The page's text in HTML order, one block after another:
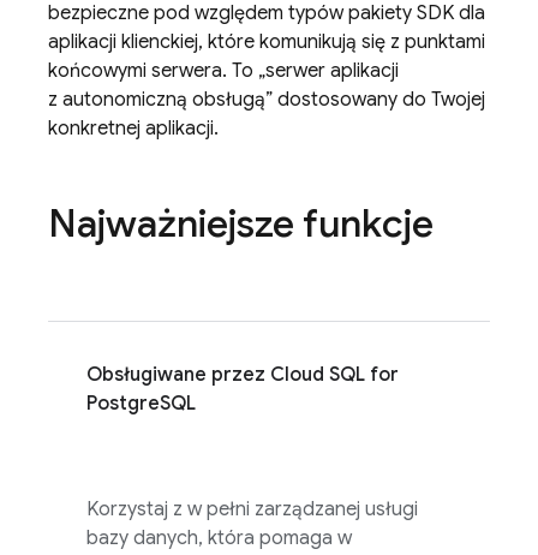
bezpieczne pod względem typów pakiety SDK dla
aplikacji klienckiej, które komunikują się z punktami
końcowymi serwera. To „serwer aplikacji
z autonomiczną obsługą” dostosowany do Twojej
konkretnej aplikacji.
Najważniejsze funkcje
Obsługiwane przez Cloud SQL for
PostgreSQL
Korzystaj z w pełni zarządzanej usługi
bazy danych, która pomaga w